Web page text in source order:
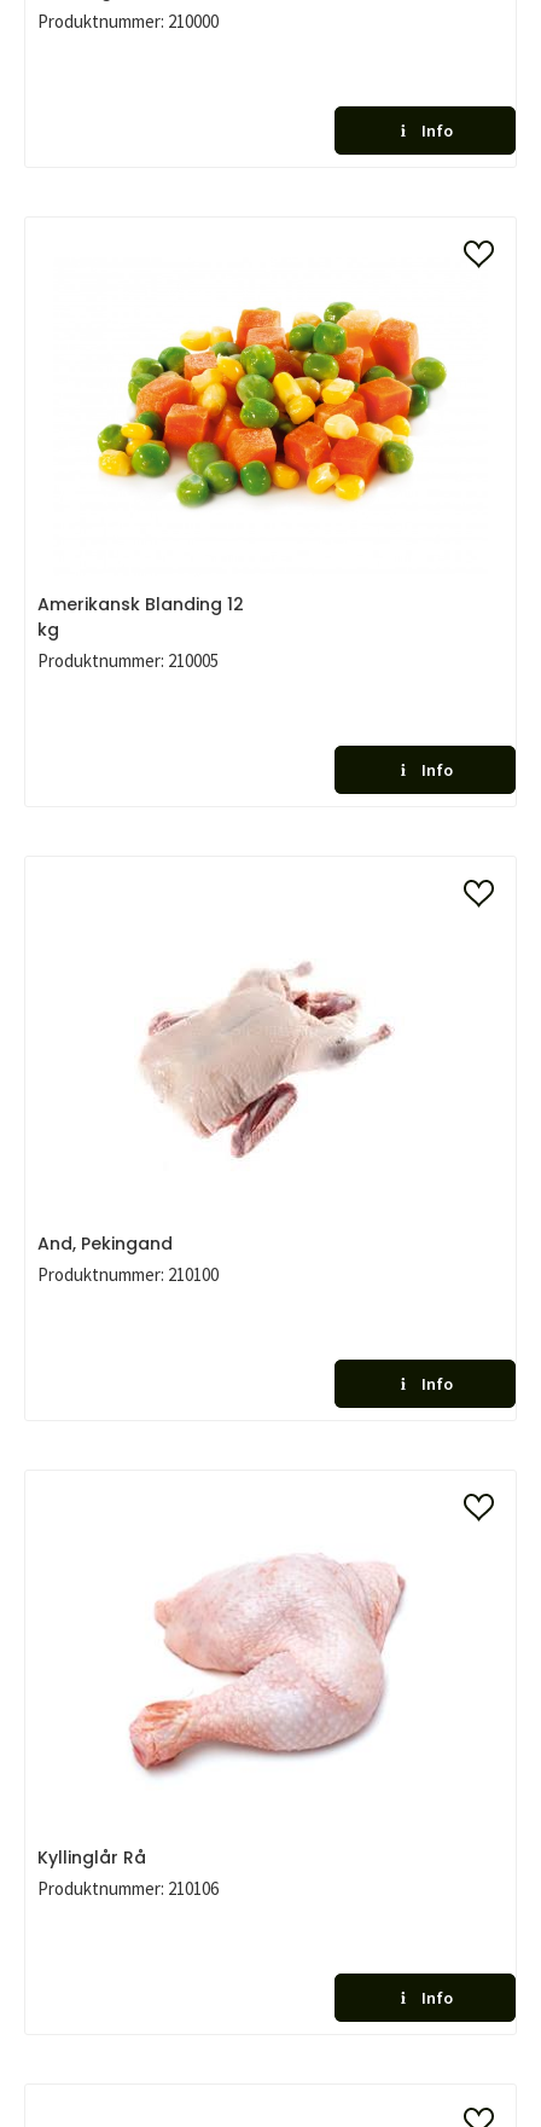
Produktnummer: 210000
Info
Amerikansk Blanding 12
kg
Produktnummer: 210005
Info
And, Pekingand
Produktnummer: 210100
Info
Kyllinglår Rå
Produktnummer: 210106
Info